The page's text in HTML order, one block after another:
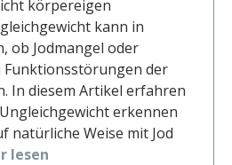
körpereigen
kann in
ob Jodmangel oder
Funktionsstörungen der
In diesem Artikel erfahren
erkennen
natürliche Weise mit Jod
lesen